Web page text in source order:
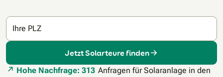
Ihre PLZ
Jetzt Solarteure finden
Hohe Nachfrage: 313 Anfragen für Solaranlage in den